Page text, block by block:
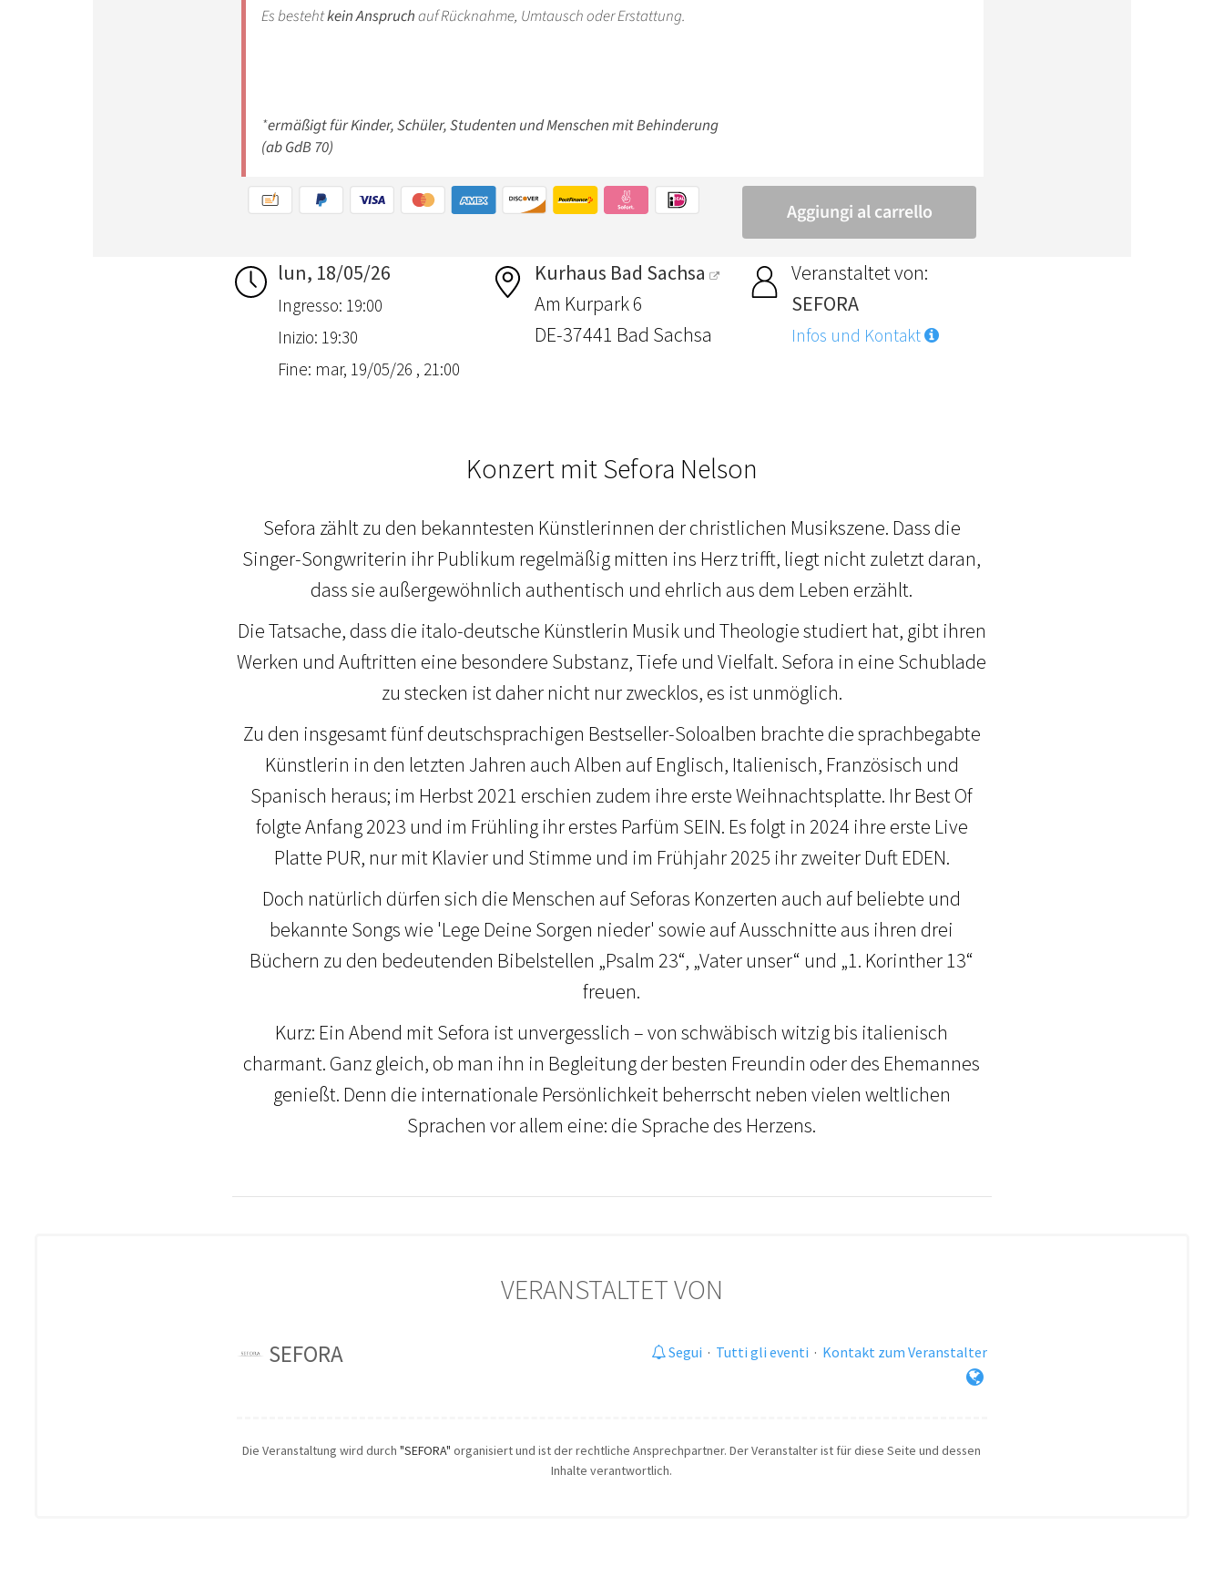
lun, 18/05/26
Ingresso: 19:00
Inizio: 19:30
Fine: mar, 19/05/26 , 21:00
Kurhaus Bad Sachsa
Am Kurpark 6
DE-37441 Bad Sachsa
Veranstaltet von:
SEFORA
Infos und Kontakt
Konzert mit Sefora Nelson
Sefora zählt zu den bekanntesten Künstlerinnen der christlichen Musikszene. Dass die
Singer-Songwriterin ihr Publikum regelmäßig mitten ins Herz trifft, liegt nicht zuletzt daran,
dass sie außergewöhnlich authentisch und ehrlich aus dem Leben erzählt.
Die Tatsache, dass die italo-deutsche Künstlerin Musik und Theologie studiert hat, gibt ihren
Werken und Auftritten eine besondere Substanz, Tiefe und Vielfalt. Sefora in eine Schublade
zu stecken ist daher nicht nur zwecklos, es ist unmöglich.
Zu den insgesamt fünf deutschsprachigen Bestseller-Soloalben brachte die sprachbegabte
Künstlerin in den letzten Jahren auch Alben auf Englisch, Italienisch, Französisch und
Spanisch heraus; im Herbst 2021 erschien zudem ihre erste Weihnachtsplatte. Ihr Best Of
folgte Anfang 2023 und im Frühling ihr erstes Parfüm SEIN. Es folgt in 2024 ihre erste Live
Platte PUR, nur mit Klavier und Stimme und im Frühjahr 2025 ihr zweiter Duft EDEN.
Doch natürlich dürfen sich die Menschen auf Seforas Konzerten auch auf beliebte und
bekannte Songs wie 'Lege Deine Sorgen nieder' sowie auf Ausschnitte aus ihren drei
Büchern zu den bedeutenden Bibelstellen „Psalm 23“, „Vater unser“ und „1. Korinther 13“
freuen.
Kurz: Ein Abend mit Sefora ist unvergesslich – von schwäbisch witzig bis italienisch
charmant. Ganz gleich, ob man ihn in Begleitung der besten Freundin oder des Ehemannes
genießt. Denn die internationale Persönlichkeit beherrscht neben vielen weltlichen
Sprachen vor allem eine: die Sprache des Herzens.
VERANSTALTET VON
SEFORA Segui · Tutti gli eventi · Kontakt zum Veranstalter
Die Veranstaltung wird durch"SEFORA" organisiert und ist der rechtliche Ansprechpartner. Der Veranstalter ist für diese Seite und dessen
Inhalte verantwortlich.